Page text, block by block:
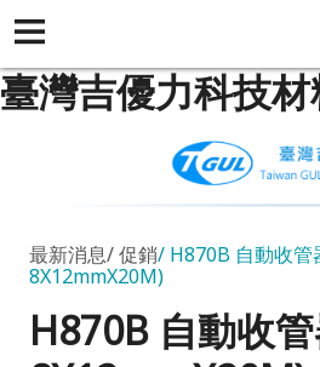
臺灣吉優力科技
最新消息 促銷 H870B 自動收管
8X12mmX20M)
H870B 自動收